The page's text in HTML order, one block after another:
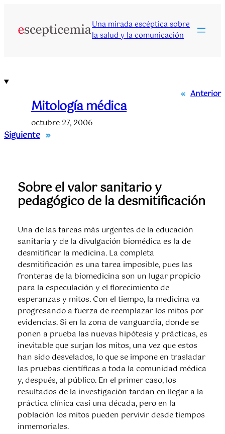
contenido
Una mirada escéptica sobre
la salud y la comunicación
« Anterior
Mitología médica
octubre 27, 2006
Siguiente »
Sobre el valor sanitario y
pedagógico de la desmitificación
Una de las tareas más urgentes de la educación
sanitaria y de la divulgación biomédica es la de
desmitificar la medicina. La completa
desmitificación es una tarea imposible, pues las
fronteras de la biomedicina son un lugar propicio
para la especulación y el florecimiento de
esperanzas y mitos. Con el tiempo, la medicina va
progresando a fuerza de reemplazar los mitos por
evidencias. Si en la zona de vanguardia, donde se
ponen a prueba las nuevas hipótesis y prácticas, es
inevitable que surjan los mitos, una vez que estos
han sido desvelados, lo que se impone en trasladar
las pruebas científicas a toda la comunidad médica
y, después, al público. En el primer caso, los
resultados de la investigación tardan en llegar a la
práctica clínica casi una década, pero en la
población los mitos pueden pervivir desde tiempos
inmemoriales.